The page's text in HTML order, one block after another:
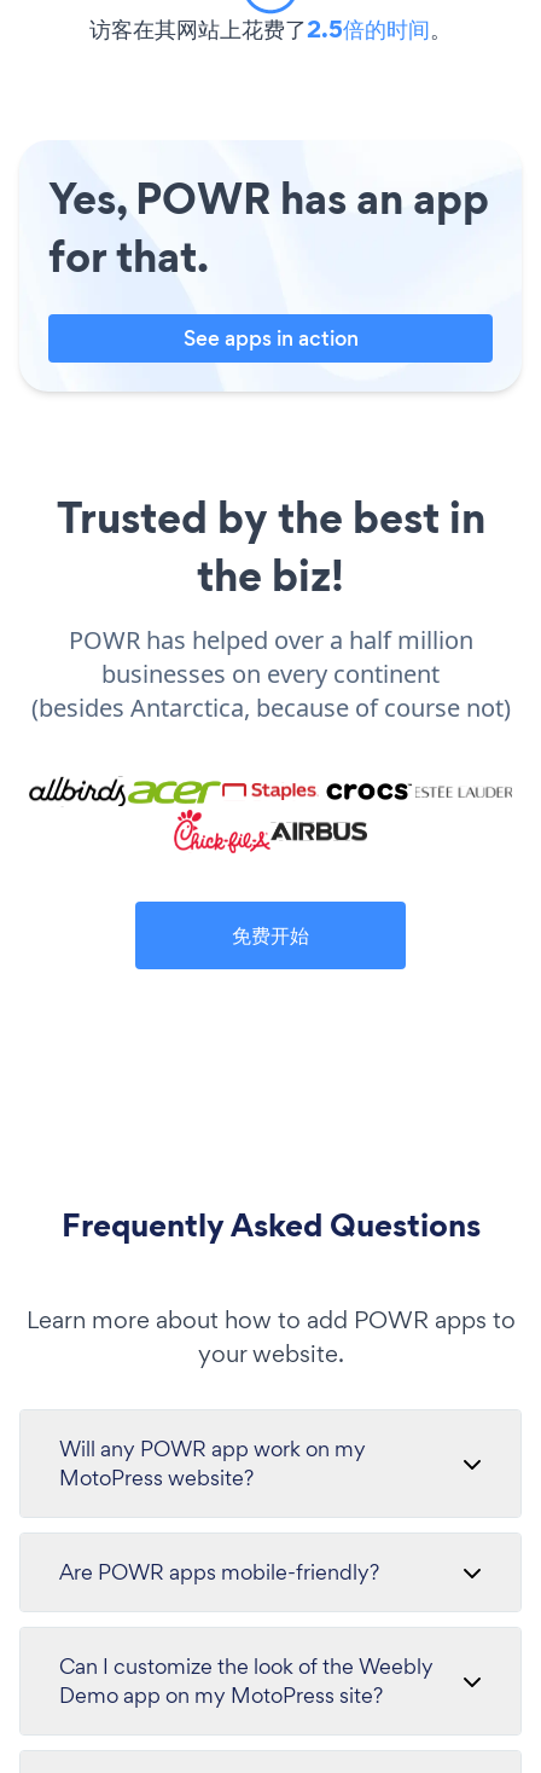
访客在其网站上花费了2.5倍的时间。
Yes, POWR has an app
for that.
See apps in action
Trusted by the best in
the biz!
POWR has helped over a half million
businesses on every continent
(besides Antarctica, because of course not)
免费开始
Frequently Asked Questions
Learn more about how to add POWR apps to
your website.
Will any POWR app work on my
MotoPress website?
Are POWR apps mobile-friendly?
Can I customize the look of the Weebly
Demo app on my MotoPress site?